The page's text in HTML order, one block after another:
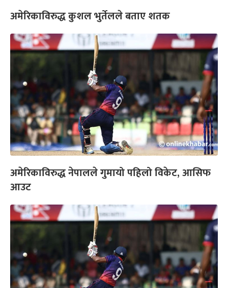
अमेरिकाविरुद्ध कुशल भुर्तेलले बताए शतक
अमेरिकाविरुद्ध नेपालले गुमायो पहिलो विकेट, आसिफ
आउट